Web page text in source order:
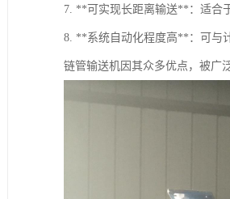
7. **可实现长距离输送**：适合
8. **系统自动化程度高**：可与
链管输送机因其众多优点，被广